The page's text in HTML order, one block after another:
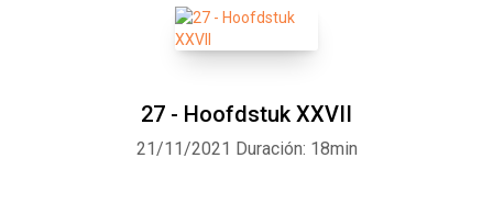
27 - Hoofdstuk XXVII
21/11/2021 Duración: 18min